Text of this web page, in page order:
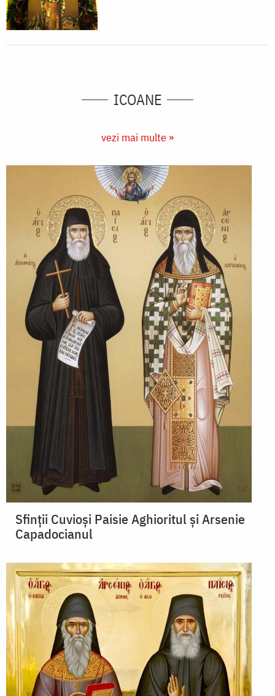
ICOANE
vezi mai multe »
Sfinții Cuvioși Paisie Aghioritul și Arsenie
Capadocianul